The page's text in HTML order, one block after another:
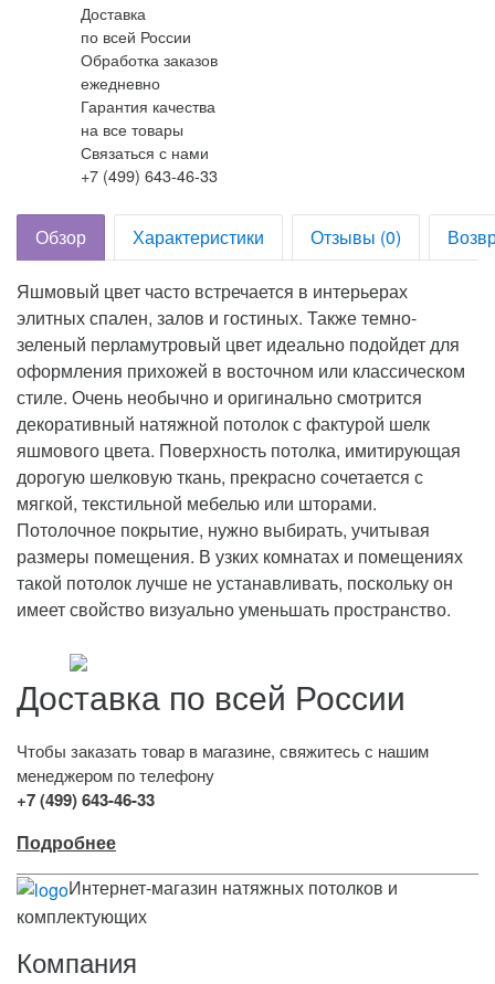
Доставка
по всей России
Обработка заказов
ежедневно
Гарантия качества
на все товары
Связаться с нами
+7 (499) 643-46-33
Обзор Характеристики Отзывы (0)
Яшмовый цвет часто встречается в интерьерах
элитных спален, залов и гостиных. Также темно-
зеленый перламутровый цвет идеально подойдет для
оформления прихожей в восточном или классическом
стиле. Очень необычно и оригинально смотрится
декоративный натяжной потолок с фактурой шелк
яшмового цвета. Поверхность потолка, имитирующая
дорогую шелковую ткань, прекрасно сочетается с
мягкой, текстильной мебелью или шторами.
Потолочное покрытие, нужно выбирать, учитывая
размеры помещения. В узких комнатах и помещениях
такой потолок лучше не устанавливать, поскольку он
имеет свойство визуально уменьшать пространство.
Доставка по всей России
Чтобы заказать товар в магазине, свяжитесь с нашим
менеджером по телефону
+7 (499) 643-46-33
Подробнее
Интернет-магазин натяжных потолков и
комплектующих
Компания